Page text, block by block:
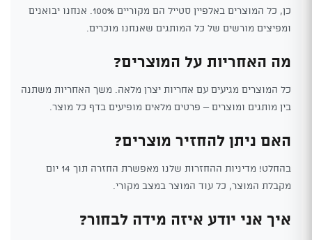
כן, כל המוצרים באלפיין סטייל הם מקוריים 100%. אנחנו יבואנים
ומפיצים מורשים של כל המותגים שאנחנו מוכרים.
מה האחריות על המוצרים?
כל המוצרים מגיעים עם אחריות יצרן מלאה. משך האחריות משתנה
בין מותגים ומוצרים – פרטים מלאים מופיעים בדף כל מוצר.
האם ניתן להחזיר מוצרים?
בהחלט! מדיניות ההחזרות שלנו מאפשרת החזרה תוך 14 יום
מקבלת המוצר, כל עוד המוצר במצב מקורי.
איך אני יודע איזה מידה לבחור?